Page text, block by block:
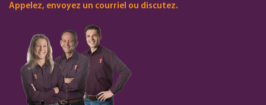
Appelez, envoyez un courriel ou discutez.